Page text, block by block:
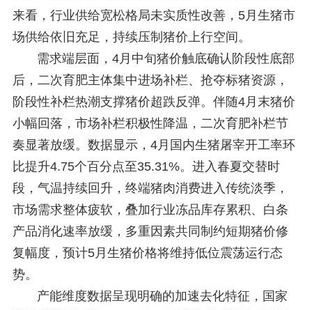
来看，行业供给宽松格局未实质性改善，5月生猪市
场供给依旧充足，持续压制猪价上行空间。
需求端层面，4月中旬猪价触底确认阶段性底部
后，二次育肥主体集中进场补栏、抢夺标猪资源，
阶段性补栏热潮支撑猪价超跌反弹。伴随4月末猪价
小幅回落，市场补栏积极性降温，二次育肥补栏节
奏显著放缓。数据显示，4月国内生猪屠宰开工率环
比提升4.75个百分点至35.31%。进入春夏交替时
段，气温持续回升，终端猪肉消费进入传统淡季，
市场需求整体疲软，叠加行业冻品库存累积、白条
产品消化速率放缓，多重因素共同制约短期猪价修
复幅度，预计5月生猪价格将维持低位震荡运行态
势。
产能维度数据呈现明确的加速去化特征，国家